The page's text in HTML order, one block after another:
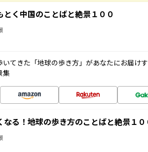
く中国のことばと絶景１００
てきた「地球の歩き方」があなたにお届け
集
なる！地球の歩き方のことばと絶景１０